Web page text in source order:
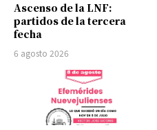
Ascenso de la LNF:
partidos de la tercera
fecha
6 agosto 2026